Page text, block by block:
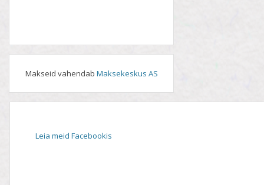
Makseid vahendab Maksekeskus AS
Leia meid Facebookis